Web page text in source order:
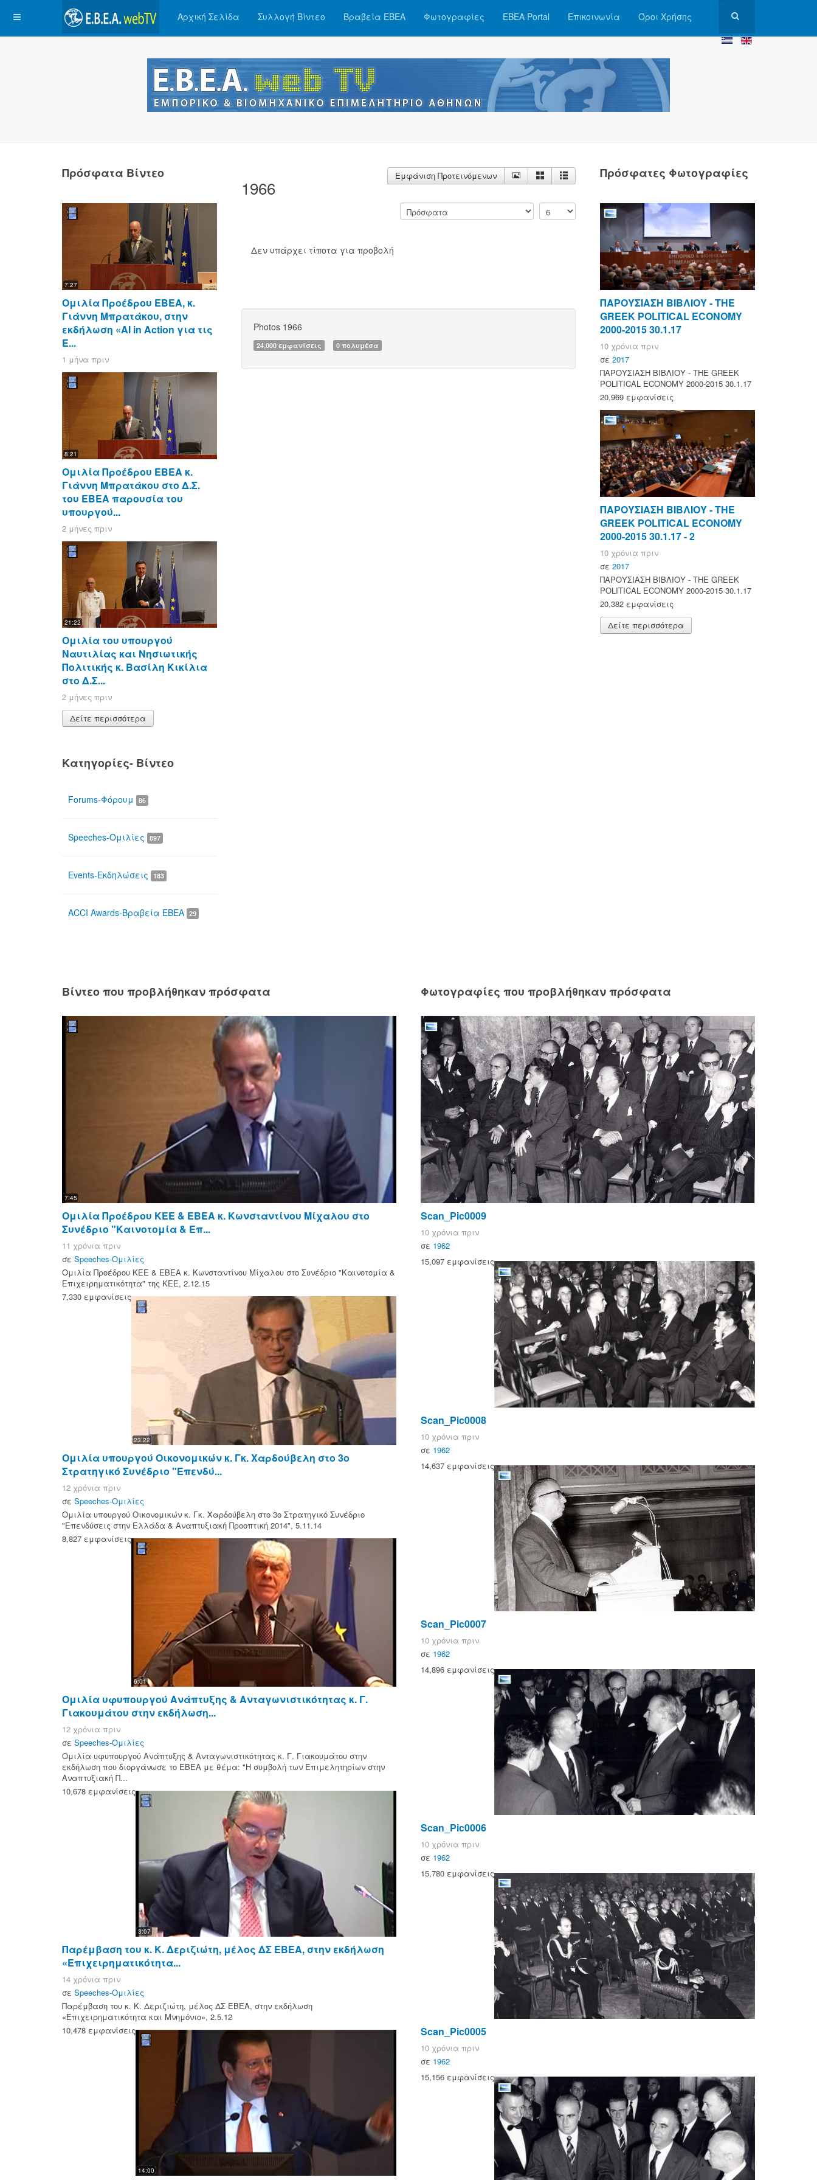
Αρχική Σελίδα Συλλογή Βίντεο Βραβεία ΕΒΕΑ Φωτογραφίες ΕΒΕΑ Portal Επικοινωνία Όροι Χρήσης
1966
Εμφάνιση Προτεινόμενων
Δεν υπάρχει τίποτα για προβολή
Photos 1966
24,000 εμφανίσεις 0 πολυμέσα
Πρόσφατα Βίντεο
7:27
Ομιλία Προέδρου ΕΒΕΑ, κ.
Γιάννη Μπρατάκου, στην
εκδήλωση «AI in Action για τις
Ε...
1 μήνα πριν
8:21
Ομιλία Προέδρου ΕΒΕΑ κ.
Γιάννη Μπρατάκου στο Δ.Σ.
του ΕΒΕΑ παρουσία του
υπουργού...
2 μήνες πριν
21:22
Ομιλία του υπουργού
Ναυτιλίας και Νησιωτικής
Πολιτικής κ. Βασίλη Κικίλια
στο Δ.Σ...
2 μήνες πριν
Δείτε περισσότερα
Κατηγορίες- Βίντεο
Forums-Φόρουμ 86
Speeches-Ομιλίες 897
Events-Εκδηλώσεις 183
ACCI Awards-Βραβεία ΕΒΕΑ 29
Πρόσφατες Φωτογραφίες
ΠΑΡΟΥΣΙΑΣΗ ΒΙΒΛΙΟΥ - ΤΗΕ
GREEK POLITICAL ECONOMY
2000-2015 30.1.17
10 χρόνια πριν
σε 2017
ΠΑΡΟΥΣΙΑΣΗ ΒΙΒΛΙΟΥ - ΤΗΕ GREEK
POLITICAL ECONOMY 2000-2015 30.1.17
20,969 εμφανίσεις
ΠΑΡΟΥΣΙΑΣΗ ΒΙΒΛΙΟΥ - ΤΗΕ
GREEK POLITICAL ECONOMY
2000-2015 30.1.17 - 2
10 χρόνια πριν
σε 2017
ΠΑΡΟΥΣΙΑΣΗ ΒΙΒΛΙΟΥ - ΤΗΕ GREEK
POLITICAL ECONOMY 2000-2015 30.1.17
20,382 εμφανίσεις
Δείτε περισσότερα
Βίντεο που προβλήθηκαν πρόσφατα
7:45
Ομιλία Πρoέδρου ΚΕΕ & ΕΒΕΑ κ. Κωνσταντίνου Μίχαλου στο
Συνέδριο "Καινοτομία & Επ...
11 χρόνια πριν
σε Speeches-Ομιλίες
Ομιλία Πρoέδρου ΚΕΕ & ΕΒΕΑ κ. Κωνσταντίνου Μίχαλου στο Συνέδριο "Καινοτομία &
Επιχειρηματικότητα" της ΚΕΕ, 2.12.15
7,330 εμφανίσεις
23:22
Ομιλία υπουργού Οικονομικών κ. Γκ. Χαρδούβελη στο 3ο
Στρατηγικό Συνέδριο "Επενδύ...
12 χρόνια πριν
σε Speeches-Ομιλίες
Ομιλία υπουργού Οικονομικών κ. Γκ. Χαρδούβελη στο 3ο Στρατηγικό Συνέδριο
"Επενδύσεις στην Ελλάδα & Αναπτυξιακή Προοπτική 2014", 5.11.14
8,827 εμφανίσεις
6:01
Ομιλία υφυπουργού Ανάπτυξης & Ανταγωνιστικότητας κ. Γ.
Γιακουμάτου στην εκδήλωση...
12 χρόνια πριν
σε Speeches-Ομιλίες
Ομιλία υφυπουργού Ανάπτυξης & Ανταγωνιστικότητας κ. Γ. Γιακουμάτου στην
εκδήλωση που διοργάνωσε το ΕΒΕΑ με θέμα: "Η συμβολή των Επιμελητηρίων στην
Αναπτυξιακή Π...
10,678 εμφανίσεις
3:07
Παρέμβαση του κ. Κ. Δεριζιώτη, μέλος ΔΣ ΕΒΕΑ, στην εκδήλωση
«Επιχειρηματικότητα...
14 χρόνια πριν
σε Speeches-Ομιλίες
Παρέμβαση του κ. Κ. Δεριζιώτη, μέλος ΔΣ ΕΒΕΑ, στην εκδήλωση
«Επιχειρηματικότητα και Μνημόνιο», 2.5.12
10,478 εμφανίσεις
14:00
Φωτογραφίες που προβλήθηκαν πρόσφατα
Scan_Pic0009
10 χρόνια πριν
σε 1962
15,097 εμφανίσεις
Scan_Pic0008
10 χρόνια πριν
σε 1962
14,637 εμφανίσεις
Scan_Pic0007
10 χρόνια πριν
σε 1962
14,896 εμφανίσεις
Scan_Pic0006
10 χρόνια πριν
σε 1962
15,780 εμφανίσεις
Scan_Pic0005
10 χρόνια πριν
σε 1962
15,156 εμφανίσεις